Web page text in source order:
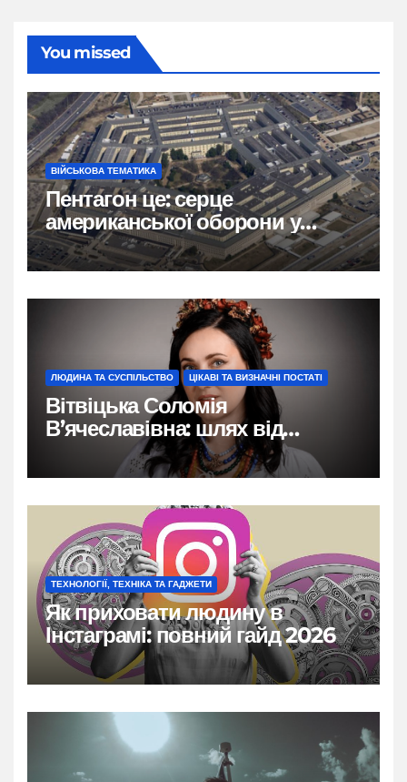
You missed
ВІЙСЬКОВА ТЕМАТИКА
Пентагон це: серце
американської оборони у
формі п’ятикутника
ЛЮДИНА ТА СУСПІЛЬСТВО ЦІКАВІ ТА ВИЗНАЧНІ ПОСТАТІ
Вітвіцька Соломія
В’ячеславівна: шлях від
бродівських коренів до
обличчя ТСН
ТЕХНОЛОГІЇ, ТЕХНІКА ТА ГАДЖЕТИ
Як приховати людину в
Інстаграмі: повний гайд 2026